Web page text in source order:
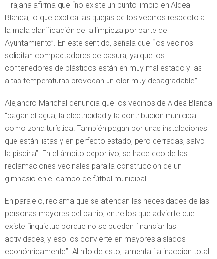
Tirajana afirma que “no existe un punto limpio en Aldea
Blanca, lo que explica las quejas de los vecinos respecto a
la mala planificación de la limpieza por parte del
Ayuntamiento”. En este sentido, señala que “los vecinos
solicitan compactadores de basura, ya que los
contenedores de plásticos están en muy mal estado y las
altas temperaturas provocan un olor muy desagradable”.
Alejandro Marichal denuncia que los vecinos de Aldea Blanca
“pagan el agua, la electricidad y la contribución municipal
como zona turística. También pagan por unas instalaciones
que están listas y en perfecto estado, pero cerradas, salvo
la piscina”. En el ámbito deportivo, se hace eco de las
reclamaciones vecinales para la construcción de un
gimnasio en el campo de fútbol municipal.
En paralelo, reclama que se atiendan las necesidades de las
personas mayores del barrio, entre los que advierte que
existe “inquietud porque no se pueden financiar las
actividades, y eso los convierte en mayores aislados
económicamente”. Al hilo de esto, lamenta “la inacción total